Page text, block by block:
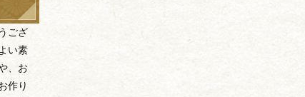
ござ
い素
、お
作り